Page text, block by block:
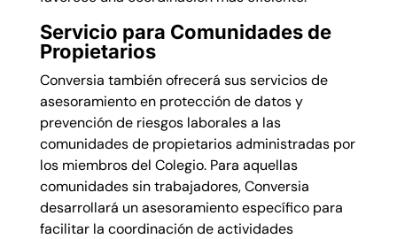
Servicio para Comunidades de
Propietarios
Conversia también ofrecerá sus servicios de
asesoramiento en protección de datos y
prevención de riesgos laborales a las
comunidades de propietarios administradas por
los miembros del Colegio. Para aquellas
comunidades sin trabajadores, Conversia
desarrollará un asesoramiento específico para
facilitar la coordinación de actividades